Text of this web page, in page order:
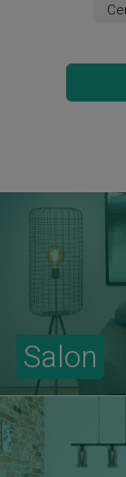
Salon